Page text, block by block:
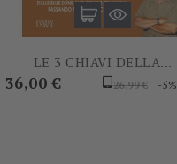
LE 3 CHIAVI DELLA...
Prezzo
36,00 €
Prezzo
26,99 € -5%